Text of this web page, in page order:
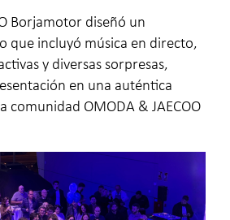
Borjamotor diseñó un
que incluyó música en directo,
y diversas sorpresas,
en una auténtica
comunidad OMODA & JAECOO